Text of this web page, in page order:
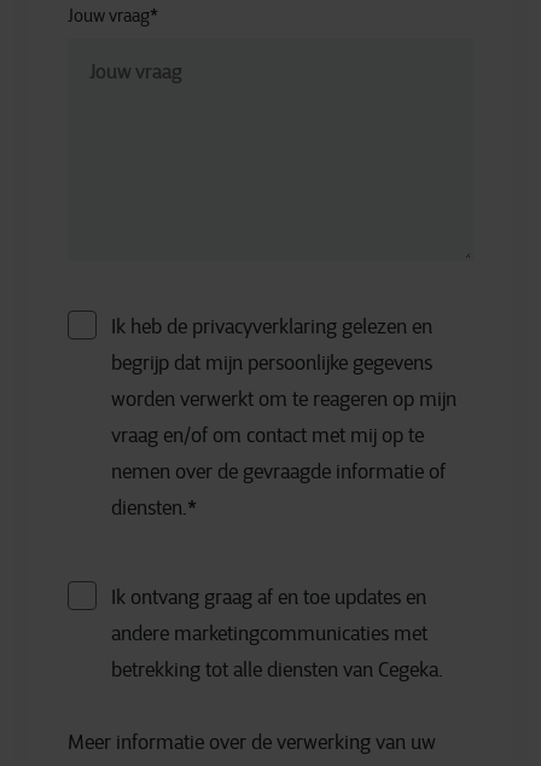
Jouw vraag*
Ik heb de privacyverklaring gelezen en
begrijp dat mijn persoonlijke gegevens
worden verwerkt om te reageren op mijn
vraag en/of om contact met mij op te
nemen over de gevraagde informatie of
diensten.*
Ik ontvang graag af en toe updates en
andere marketingcommunicaties met
betrekking tot alle diensten van Cegeka.
Meer informatie over de verwerking van uw